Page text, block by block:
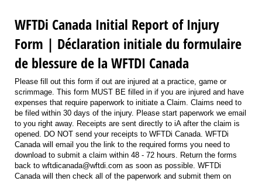
WFTDi Canada Initial Report of Injury
Form | Déclaration initiale du formulaire
de blessure de la WFTDI Canada
Please fill out this form if out are injured at a practice, game or
scrimmage. This form MUST BE filled in if you are injured and have
expenses that require paperwork to initiate a Claim. Claims need to
be filed within 30 days of the injury. Please start paperwork we email
to you right away. Receipts are sent directly to iA after the claim is
opened. DO NOT send your receipts to WFTDi Canada. WFTDi
Canada will email you the link to the required forms you need to
download to submit a claim within 48 - 72 hours. Return the forms
back to wftdicanada@wftdi.com as soon as possible. WFTDi
Canada will then check all of the paperwork and submit them on